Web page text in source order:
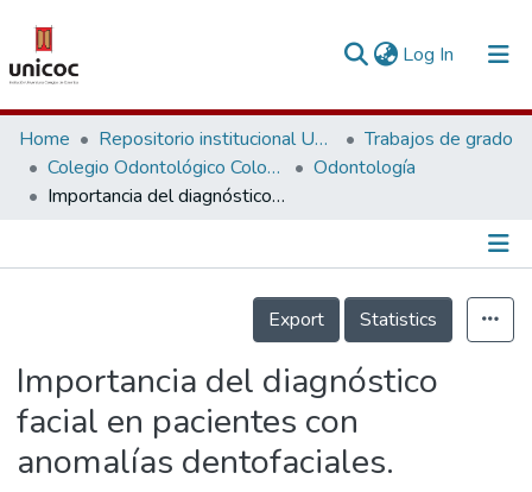
Log In (current)
Communities & Collections
Research Outputs
People
Home Repositorio institucional Unicoc, RI-unicoc
Trabajos de grado
Colegio Odontológico Colombiano
Odontología
Importancia del diagnóstico facial en pacientes con anomalías dentofaciales.
Información de la Publicación
Export
Statistics
Importancia del diagnóstico
facial en pacientes con
anomalías dentofaciales.